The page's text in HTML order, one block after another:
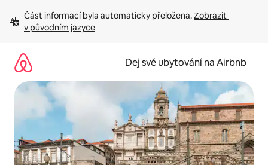
obsah
Část informací byla automaticky přeložena. Zobrazit
v původním jazyce
Dej své ubytování na Airbnb